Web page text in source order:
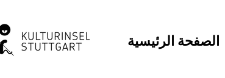
الصفحة الرئيسية